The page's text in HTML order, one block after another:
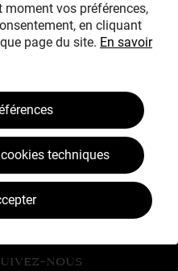
NOUS
vos préférences,
en cliquant
page du site. En savoir
techniques